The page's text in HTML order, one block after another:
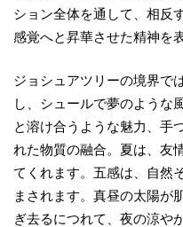
ション全体を通して、相反
感覚へと昇華させた精神を
ジョシュアツリーの境界で
し、シュールで夢のような
と溶け合うような魅力、手
れた物質の融合。夏は、友
てくれます。五感は、自然
まされます。真昼の太陽が
ぎ去るにつれて、夜の涼や